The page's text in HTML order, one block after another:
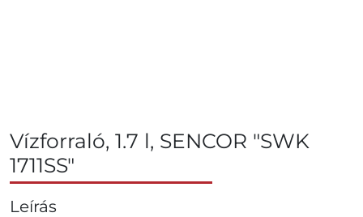
Vízforraló, 1.7 l, SENCOR "SWK
1711SS"
Leírás